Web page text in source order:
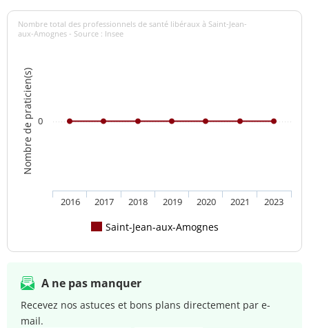
Nombre de praticien(s)
Nombre total des professionnels de santé libéraux à Saint-Jean-
aux-Amognes - Source : Insee
Saint-Jean-aux-Amognes
2016 2017 2018 2019 2020 2021 2023
0
A ne pas manquer
Recevez nos astuces et bons plans directement par e-
mail.